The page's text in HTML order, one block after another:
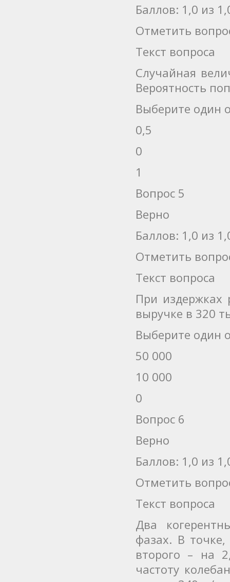
Баллов: 1,0 из
Отметить
Текст вопроса
Случайная
Вероятность
Выберите один
0,5
0
1
Вопрос 5
Верно
Баллов: 1,0 из
Отметить
Текст вопроса
При издержках
выручке в 320
Выберите один
50 000
10 000
0
Вопрос 6
Верно
Баллов: 1,0 из
Отметить
Текст вопроса
Два
фазах. В
второго – на
частоту